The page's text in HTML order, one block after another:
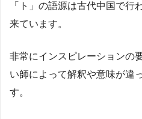
「ト」の語源は古代中国で行
来ています。
非常にインスピレーションの
い師によって解釈や意味が違
す。